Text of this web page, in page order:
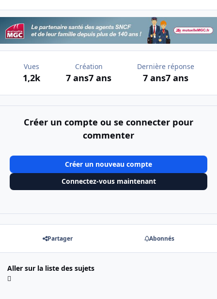
Vues
1,2k
Création
7 ans7 ans
Dernière réponse
7 ans7 ans
Créer un compte ou se connecter pour
commenter
Créer un nouveau compte
Connectez-vous maintenant
Partager Abonnés
Aller sur la liste des sujets